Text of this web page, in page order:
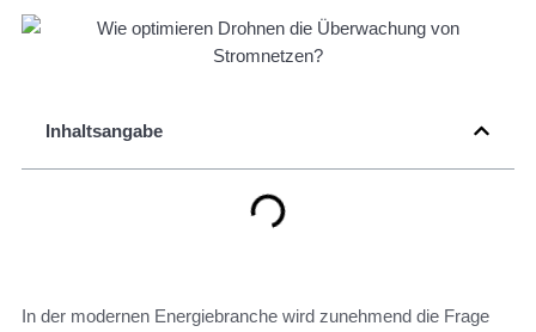
Inhaltsangabe
In der modernen Energiebranche wird zunehmend die Frage